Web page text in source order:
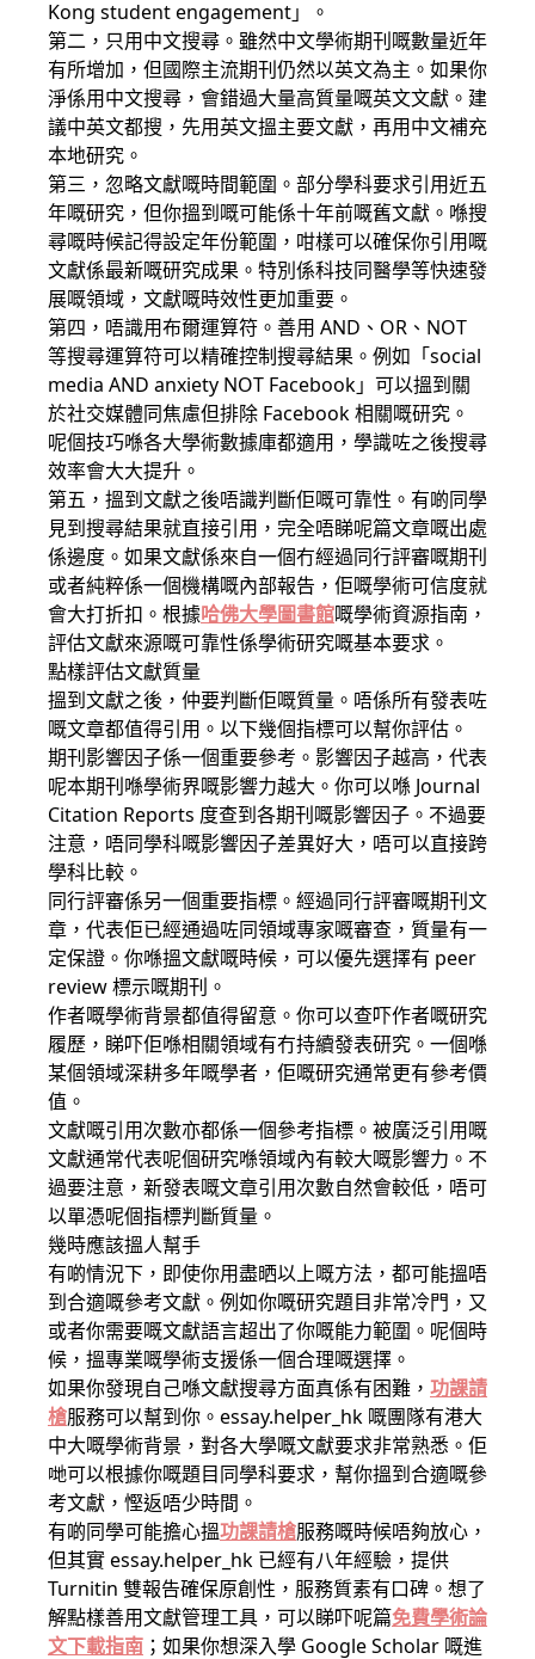
Kong student engagement」。
第二，只用中文搜尋。雖然中文學術期刊嘅數量近年
有所增加，但國際主流期刊仍然以英文為主。如果你
淨係用中文搜尋，會錯過大量高質量嘅英文文獻。建
議中英文都搜，先用英文搵主要文獻，再用中文補充
本地研究。
第三，忽略文獻嘅時間範圍。部分學科要求引用近五
年嘅研究，但你搵到嘅可能係十年前嘅舊文獻。喺搜
尋嘅時候記得設定年份範圍，咁樣可以確保你引用嘅
文獻係最新嘅研究成果。特別係科技同醫學等快速發
展嘅領域，文獻嘅時效性更加重要。
第四，唔識用布爾運算符。善用 AND、OR、NOT
等搜尋運算符可以精確控制搜尋結果。例如「social
media AND anxiety NOT Facebook」可以搵到關
於社交媒體同焦慮但排除 Facebook 相關嘅研究。
呢個技巧喺各大學術數據庫都適用，學識咗之後搜尋
效率會大大提升。
第五，搵到文獻之後唔識判斷佢嘅可靠性。有啲同學
見到搜尋結果就直接引用，完全唔睇呢篇文章嘅出處
係邊度。如果文獻係來自一個冇經過同行評審嘅期刊
或者純粹係一個機構嘅內部報告，佢嘅學術可信度就
會大打折扣。根據哈佛大學圖書館嘅學術資源指南，
評估文獻來源嘅可靠性係學術研究嘅基本要求。
點樣評估文獻質量
搵到文獻之後，仲要判斷佢嘅質量。唔係所有發表咗
嘅文章都值得引用。以下幾個指標可以幫你評估。
期刊影響因子係一個重要參考。影響因子越高，代表
呢本期刊喺學術界嘅影響力越大。你可以喺 Journal
Citation Reports 度查到各期刊嘅影響因子。不過要
注意，唔同學科嘅影響因子差異好大，唔可以直接跨
學科比較。
同行評審係另一個重要指標。經過同行評審嘅期刊文
章，代表佢已經通過咗同領域專家嘅審查，質量有一
定保證。你喺搵文獻嘅時候，可以優先選擇有 peer
review 標示嘅期刊。
作者嘅學術背景都值得留意。你可以查吓作者嘅研究
履歷，睇吓佢喺相關領域有冇持續發表研究。一個喺
某個領域深耕多年嘅學者，佢嘅研究通常更有參考價
值。
文獻嘅引用次數亦都係一個參考指標。被廣泛引用嘅
文獻通常代表呢個研究喺領域內有較大嘅影響力。不
過要注意，新發表嘅文章引用次數自然會較低，唔可
以單憑呢個指標判斷質量。
幾時應該搵人幫手
有啲情況下，即使你用盡晒以上嘅方法，都可能搵唔
到合適嘅參考文獻。例如你嘅研究題目非常冷門，又
或者你需要嘅文獻語言超出了你嘅能力範圍。呢個時
候，搵專業嘅學術支援係一個合理嘅選擇。
如果你發現自己喺文獻搜尋方面真係有困難， 功課請
槍服務可以幫到你。essay.helper_hk 嘅團隊有港大
中大嘅學術背景，對各大學嘅文獻要求非常熟悉。佢
哋可以根據你嘅題目同學科要求，幫你搵到合適嘅參
考文獻，慳返唔少時間。
有啲同學可能擔心搵功課請槍服務嘅時候唔夠放心，
但其實 essay.helper_hk 已經有八年經驗，提供
Turnitin 雙報告確保原創性，服務質素有口碑。想了
解點樣善用文獻管理工具，可以睇吓呢篇免費學術論
文下載指南 ；如果你想深入學 Google Scholar 嘅進